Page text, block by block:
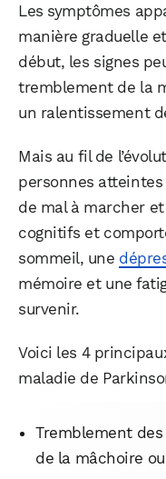
Les symptômes
manière graduelle
début, les signes
tremblement de la
un ralentissement
Mais au fil de
personnes
de mal à marcher
cognitifs et
sommeil, une
mémoire et une
survenir.
Voici les 4
maladie de
Tremblement
de la mâchoire